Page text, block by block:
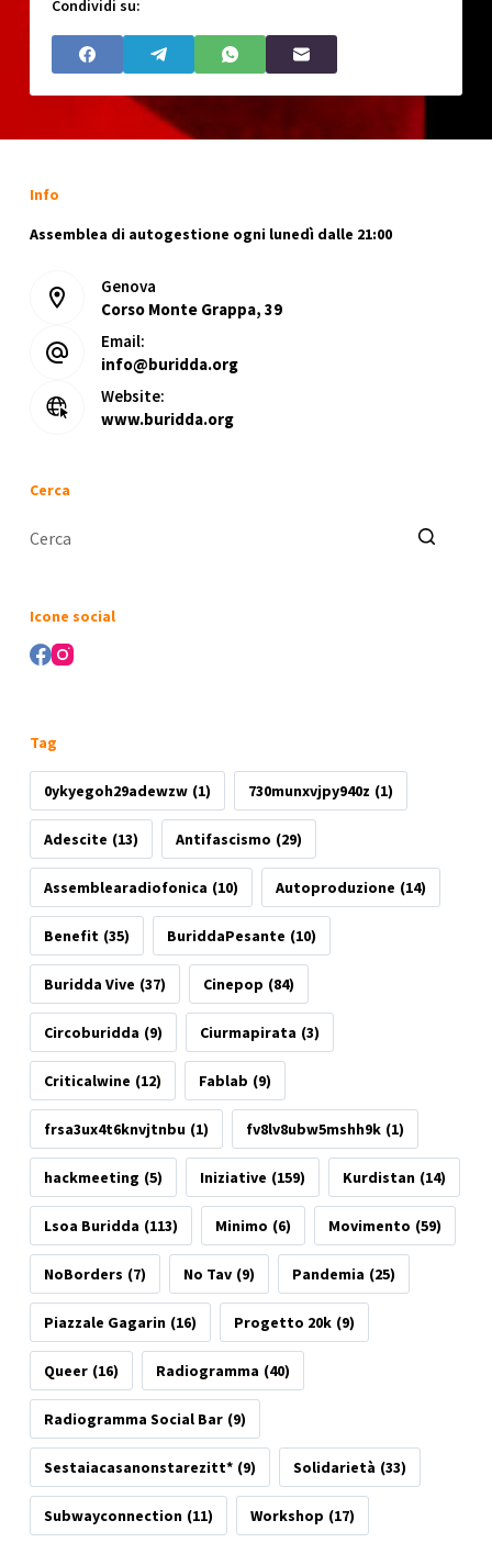
Condividi su:
Info
Assemblea di autogestione ogni lunedì dalle 21:00
Genova
Corso Monte Grappa, 39
Email:
info@buridda.org
Website:
www.buridda.org
Cerca
Icone social
Tag
0ykyegoh29adewzw (1) 730munxvjpy940z (1)
Adescite (13) Antifascismo (29)
Assemblearadiofonica (10) Autoproduzione (14)
Benefit (35) BuriddaPesante (10)
Buridda Vive (37) Cinepop (84)
Circoburidda (9) Ciurmapirata (3)
Criticalwine (12) Fablab (9)
frsa3ux4t6knvjtnbu (1) fv8lv8ubw5mshh9k (1)
hackmeeting (5) Iniziative (159) Kurdistan (14)
Lsoa Buridda (113) Minimo (6) Movimento (59)
NoBorders (7) No Tav (9) Pandemia (25)
Piazzale Gagarin (16) Progetto 20k (9)
Queer (16) Radiogramma (40)
Radiogramma Social Bar (9)
Sestaiacasanonstarezitt* (9) Solidarietà (33)
Subwayconnection (11) Workshop (17)